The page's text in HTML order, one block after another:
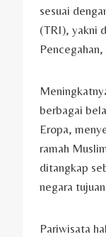
sesuai
(TRI), yakni
berbagai
Eropa,
ramah
ditangkap
negara
Pariwisata